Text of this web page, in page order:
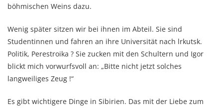
böhmischen Weins dazu.
Wenig später sitzen wir bei ihnen im Abteil. Sie sind
Studentinnen und fahren an ihre Universität nach lrkutsk.
Politik, Perestroika ? Sie zucken mit den Schultern und Igor
blickt mich vorwurfsvoll an: „Bitte nicht jetzt solches
langweiliges Zeug !“
Es gibt wichtigere Dinge in Sibirien. Das mit der Liebe zum